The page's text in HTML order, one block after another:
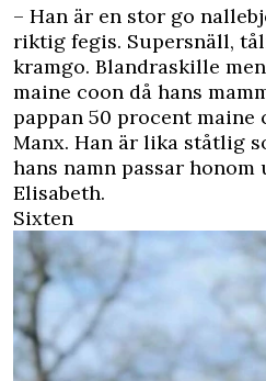
– Han är en stor go
riktig fegis. Supersnäll,
kramgo. Blandraskille
maine coon då hans
pappan 50 procent maine
Manx. Han är lika ståtlig
hans namn passar honom
Elisabeth.
Sixten